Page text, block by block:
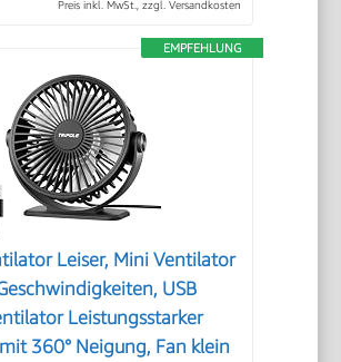
Preis inkl. MwSt., zzgl. Versandkosten
EMPFEHLUNG
Leiser, Mini Ventilator
USB
Leistungsstarker
360° Neigung, Fan klein